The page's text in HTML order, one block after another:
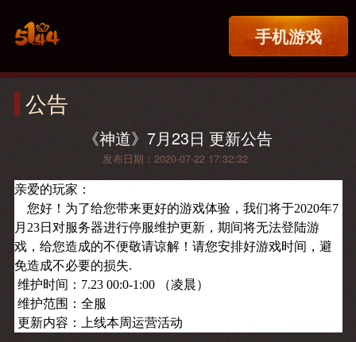
手机游戏
公告
《神道》7月23日 更新公告
发布日期：2020-07-22 17:32:32
亲爱的玩家：
您好！为了给您带来更好的游戏体验，我们将于2020年7
月23日对服务器进行停服维护更新，期间将无法登陆游
戏，给您造成的不便敬请谅解！请您安排好游戏时间，避
免造成不必要的损失.
维护时间：7.23 00:0-1:00 （凌晨）
维护范围：全服
更新内容：上线本周运营活动